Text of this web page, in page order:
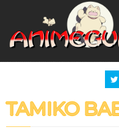
TAMIKO
Panneau de gestion des